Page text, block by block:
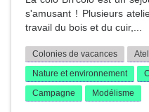
s'amusant ! Plusieurs
travail du bois et du cuir,...
Colonies de vacances
Nature et environnement
Campagne
Modélisme